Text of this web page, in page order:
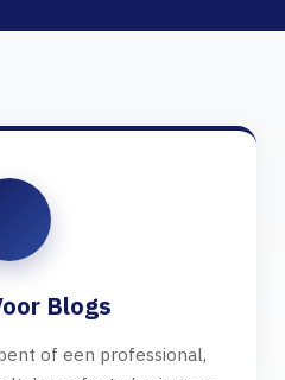
Blogs
of een professional,